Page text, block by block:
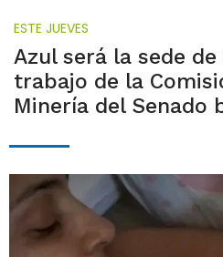
ESTE JUEVES
Azul será la sede
trabajo de la
Minería del Senado